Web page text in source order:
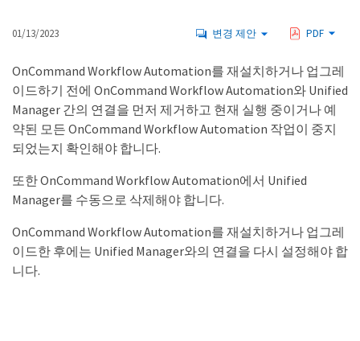
01/13/2023 변경 제안 PDF
OnCommand Workflow Automation를 재설치하거나 업그레
이드하기 전에 OnCommand Workflow Automation와 Unified
Manager 간의 연결을 먼저 제거하고 현재 실행 중이거나 예
약된 모든 OnCommand Workflow Automation 작업이 중지
되었는지 확인해야 합니다.
또한 OnCommand Workflow Automation에서 Unified
Manager를 수동으로 삭제해야 합니다.
OnCommand Workflow Automation를 재설치하거나 업그레
이드한 후에는 Unified Manager와의 연결을 다시 설정해야 합
니다.